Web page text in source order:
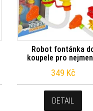
Robot fontánka
koupele pro
349 Kč
DETAIL